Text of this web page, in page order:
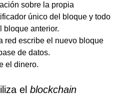
sobre la propia
único del bloque y todo
bloque anterior.
red escribe el nuevo bloque
de datos.
el dinero.
el blockchain